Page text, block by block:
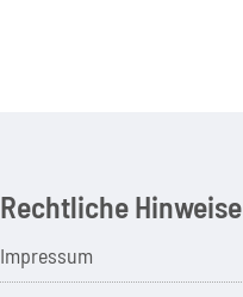
Rechtliche Hinweise
Impressum